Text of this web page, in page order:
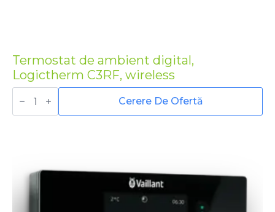
Termostat de ambient digital,
Logictherm C3RF, wireless
Cantitate
Termostat
Cerere De Ofertă